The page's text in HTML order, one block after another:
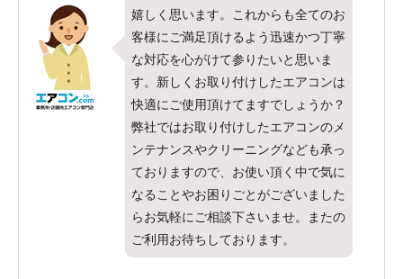
嬉しく思います。これからも全てのお
客様にご満足頂けるよう迅速かつ丁寧
な対応を心がけて参りたいと思いま
す。新しくお取り付けしたエアコンは
快適にご使用頂けてますでしょうか？
弊社ではお取り付けしたエアコンのメ
ンテナンスやクリーニングなども承っ
ておりますので、お使い頂く中で気に
なることやお困りごとがございました
らお気軽にご相談下さいませ。またの
ご利用お待ちしております。